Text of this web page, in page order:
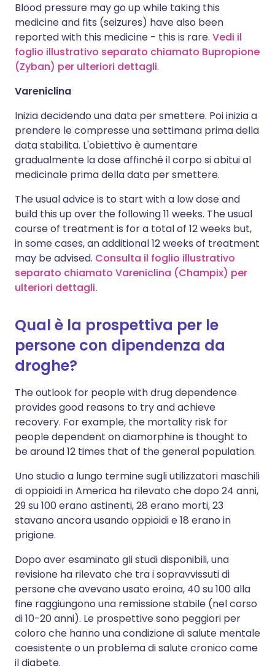
Blood pressure may go up while taking this
medicine and fits (seizures) have also been
reported with this medicine - this is rare. Vedi il
foglio illustrativo separato chiamato Bupropione
(Zyban) per ulteriori dettagli.
Vareniclina
Inizia decidendo una data per smettere. Poi inizia a
prendere le compresse una settimana prima della
data stabilita. L'obiettivo è aumentare
gradualmente la dose affinché il corpo si abitui al
medicinale prima della data per smettere.
The usual advice is to start with a low dose and
build this up over the following 11 weeks. The usual
course of treatment is for a total of 12 weeks but,
in some cases, an additional 12 weeks of treatment
may be advised. Consulta il foglio illustrativo
separato chiamato Vareniclina (Champix) per
ulteriori dettagli.
Qual è la prospettiva per le
persone con dipendenza da
droghe?
The outlook for people with drug dependence
provides good reasons to try and achieve
recovery. For example, the mortality risk for
people dependent on diamorphine is thought to
be around 12 times that of the general population.
Uno studio a lungo termine sugli utilizzatori maschili
di oppioidi in America ha rilevato che dopo 24 anni,
29 su 100 erano astinenti, 28 erano morti, 23
stavano ancora usando oppioidi e 18 erano in
prigione.
Dopo aver esaminato gli studi disponibili, una
revisione ha rilevato che tra i sopravvissuti di
persone che avevano usato eroina, 40 su 100 alla
fine raggiungono una remissione stabile (nel corso
di 10-20 anni). Le prospettive sono peggiori per
coloro che hanno una condizione di salute mentale
coesistente o un problema di salute cronico come
il diabete.